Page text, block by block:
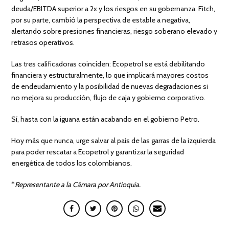
deuda/EBITDA superior a 2x y los riesgos en su gobernanza. Fitch,
por su parte, cambió la perspectiva de estable a negativa,
alertando sobre presiones financieras, riesgo soberano elevado y
retrasos operativos.
Las tres calificadoras coinciden: Ecopetrol se está debilitando
financiera y estructuralmente, lo que implicará mayores costos
de endeudamiento y la posibilidad de nuevas degradaciones si
no mejora su producción, flujo de caja y gobierno corporativo.
Sí, hasta con la iguana están acabando en el gobierno Petro.
Hoy más que nunca, urge salvar al país de las garras de la izquierda
para poder rescatar a Ecopetrol y garantizar la seguridad
energética de todos los colombianos.
*Representante a la Cámara por Antioquia.